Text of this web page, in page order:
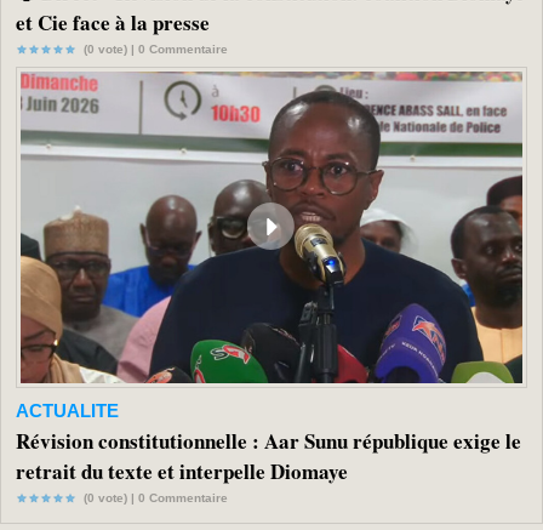
et Cie face à la presse
(0 vote) | 0 Commentaire
ACTUALITE
Révision constitutionnelle : Aar Sunu république exige le
retrait du texte et interpelle Diomaye
(0 vote) | 0 Commentaire